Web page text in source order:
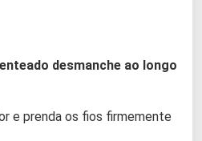
desmanche ao longo
e prenda os fios firmemente